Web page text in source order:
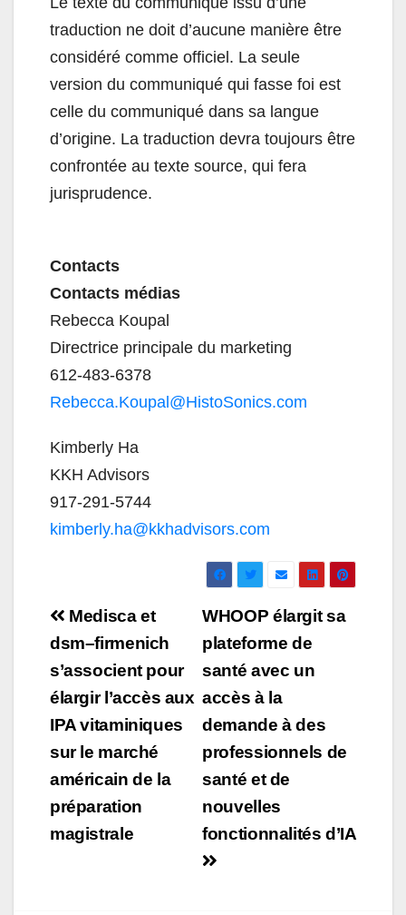
traduction ne doit d’aucune manière être
considéré comme officiel. La seule
version du communiqué qui fasse foi est
celle du communiqué dans sa langue
d’origine. La traduction devra toujours être
confrontée au texte source, qui fera
jurisprudence.
Contacts
Contacts médias
Rebecca Koupal
Directrice principale du marketing
612-483-6378
Rebecca.Koupal@HistoSonics.com
Kimberly Ha
KKH Advisors
917-291-5744
kimberly.ha@kkhadvisors.com
Navigation
de
l’article
WHOOP élargit sa
plateforme de
santé avec un
accès à la
demande à des
professionnels de
santé et de
nouvelles
fonctionnalités d’IA
Medisca et
dsm–firmenich
s’associent pour
élargir l’accès aux
IPA vitaminiques
sur le marché
américain de la
préparation
magistrale